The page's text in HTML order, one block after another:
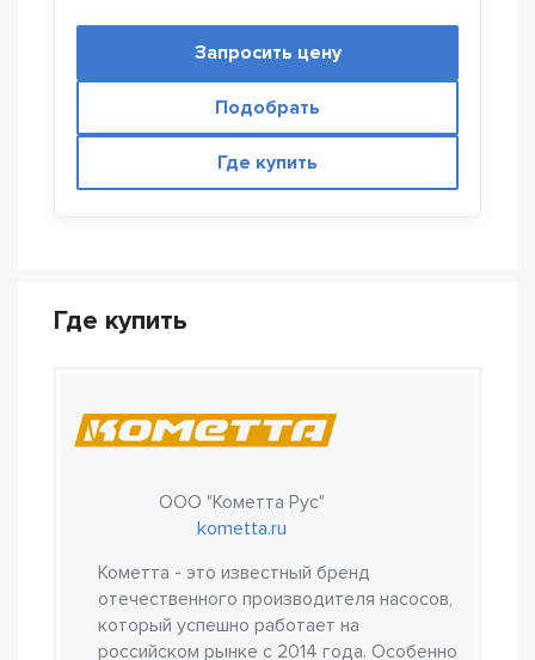
Запросить цену
Подобрать
Где купить
Где купить
ООО "Кометта Рус"
kometta.ru
Кометта - это известный бренд
отечественного производителя насосов,
который успешно работает на
российском рынке с 2014 года. Особенно